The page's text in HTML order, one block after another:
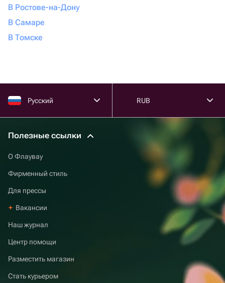
В Ростове-на-Дону
В Самаре
В Томске
Русский RUB
Полезные ссылки
О Флаувау
Фирменный стиль
Для прессы
Вакансии
Наш журнал
Центр помощи
Разместить магазин
Стать курьером